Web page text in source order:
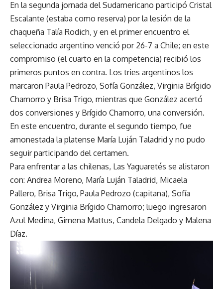
En la segunda jornada del Sudamericano participó Cristal
Escalante (estaba como reserva) por la lesión de la
chaqueña Talía Rodich, y en el primer encuentro el
seleccionado argentino venció por 26-7 a Chile; en este
compromiso (el cuarto en la competencia) recibió los
primeros puntos en contra. Los tries argentinos los
marcaron Paula Pedrozo, Sofía González, Virginia Brígido
Chamorro y Brisa Trigo, mientras que González acertó
dos conversiones y Brígido Chamorro, una conversión.
En este encuentro, durante el segundo tiempo, fue
amonestada la platense María Luján Taladrid y no pudo
seguir participando del certamen.
Para enfrentar a las chilenas, Las Yaguaretés se alistaron
con: Andrea Moreno, María Luján Taladrid, Micaela
Pallero, Brisa Trigo, Paula Pedrozo (capitana), Sofía
González y Virginia Brígido Chamorro; luego ingresaron
Azul Medina, Gimena Mattus, Candela Delgado y Malena
Díaz.